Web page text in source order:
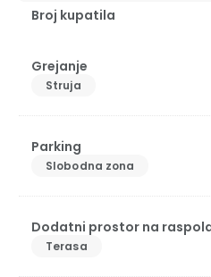
Broj kupatila
Grejanje
Struja
Parking
Slobodna zona
Dodatni prostor na
Terasa